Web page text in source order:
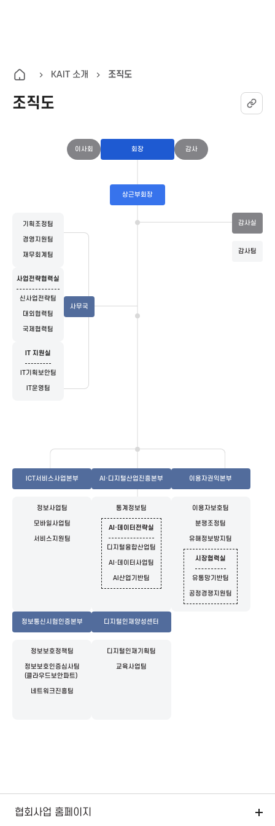
I
T
보
통
신
진
흥
협
o
A
a
열
기
KAIT 소개 조직도
조직도
이사회 회장 감사
상근부회장
사무국
기획조정팀
경영지원팀
재무회계팀
사업전략협력실
신사업전략팀
대외협력팀
국제협력팀
IT 지원실
IT기획보안팀
IT운영팀
감사실
감사팀
ICT서비스사업본부
정보사업팀
모바일사업팀
서비스지원팀
AI·디지털산업진흥본부
통계정보팀
AI·데이터전략실
디지털융합산업팀
AI·데이터사업팀
AI산업기반팀
이용자권익본부
이용자보호팀
분쟁조정팀
유해정보방지팀
시장협력실
유통망기반팀
공정경쟁지원팀
정보통신시험인증본부
정보보호정책팀
정보보호인증심사팀
(클라우드보안파트)
네트워크진흥팀
디지털인재양성센터
디지털인재기획팀
교육사업팀
협회사업 홈페이지